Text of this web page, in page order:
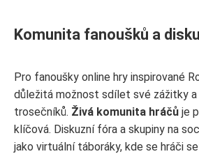
Komunita fanoušků a
Pro fanoušky online hry inspirované
důležitá možnost sdílet své zážitky
trosečníků. Živá komunita hráčů je
klíčová. Diskuzní fóra a skupiny na
jako virtuální táboráky, kde se hráči